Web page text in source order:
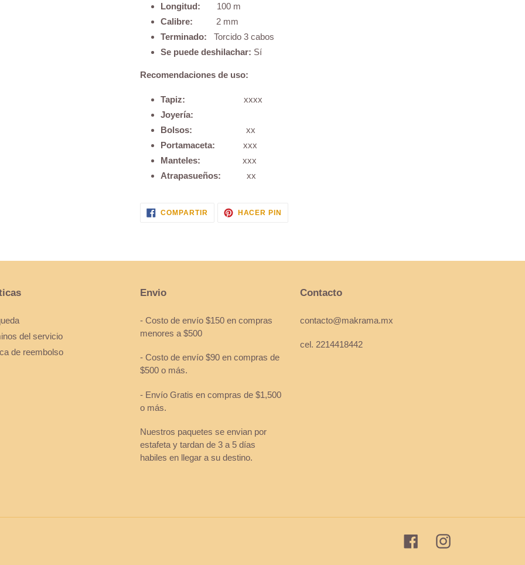
Longitud: 100 m
Calibre: 2 mm
Terminado: Torcido 3 cabos
Se puede deshilachar: Sí
Recomendaciones de uso:
Tapiz: xxxx
Joyería:
Bolsos: xx
Portamaceta: xxx
Manteles: xxx
Atrapasueños: xx
COMPARTIR COMPARTIR
EN
HACER PIN
del servicio
de reembolso
Envio
- Costo de envío $150 en compras
menores a $500
- Costo de envío $90 en compras de
$500 o más.
- Envío Gratis en compras de $1,500
o más.
Nuestros paquetes se envian por
estafeta y tardan de 3 a 5 días
habiles en llegar a su destino.
Contacto
contacto@makrama.mx
cel. 2214418442
FacebookInstagram